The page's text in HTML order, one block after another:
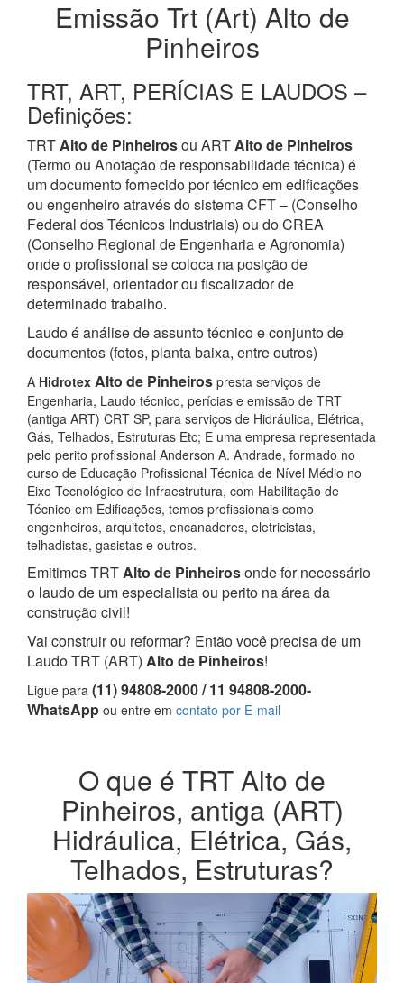
Emissão Trt (Art) Alto de
Pinheiros
TRT, ART, PERÍCIAS E LAUDOS –
Definições:
TRTAlto de Pinheirosou ARTAlto de Pinheiros
(Termo ou Anotação de responsabilidade técnica) é
um documento fornecido por técnico em edificações
ou engenheiro através do sistema CFT – (Conselho
Federal dos Técnicos Industriais) ou do CREA
(Conselho Regional de Engenharia e Agronomia)
onde o profissional se coloca na posição de
responsável, orientador ou fiscalizador de
determinado trabalho.
Laudo é análise de assunto técnico e conjunto de
documentos (fotos, planta baixa, entre outros)
A Hidrotex Alto de Pinheiros presta serviços de
Engenharia, Laudo técnico, perícias e emissão de TRT
(antiga ART) CRT SP, para serviços de Hidráulica, Elétrica,
Gás, Telhados, Estruturas Etc; E uma empresa representada
pelo perito profissional Anderson A. Andrade, formado no
curso de Educação Profissional Técnica de Nível Médio no
Eixo Tecnológico de Infraestrutura, com Habilitação de
Técnico em Edificações, temos profissionais como
engenheiros, arquitetos, encanadores, eletricistas,
telhadistas, gasistas e outros.
Emitimos TRTAlto de Pinheirosonde for necessário
o laudo de um especialista ou perito na área da
construção civil!
Vai construir ou reformar? Então você precisa de um
Laudo TRT (ART) Alto de Pinheiros!
Ligue para (11) 94808-2000 / 11 94808-2000-
WhatsApp ou entre em contato por E-mail
O que é TRT Alto de
Pinheiros, antiga (ART)
Hidráulica, Elétrica, Gás,
Telhados, Estruturas?